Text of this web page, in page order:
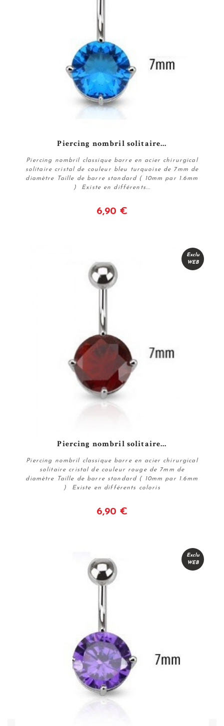
Piercing nombril solitaire...
Piercing nombril classique barre en acier chirurgical
solitaire cristal de couleur bleu turquoise de 7mm de
diamètre Taille de barre standard ( 10mm par 1.6mm
) Existe en différents...
6,90 €
Exclu
WEB
Piercing nombril solitaire...
Piercing nombril classique barre en acier chirurgical
solitaire cristal de couleur rouge de 7mm de
diamètre Taille de barre standard ( 10mm par 1.6mm
) Existe en différents coloris
6,90 €
Exclu
WEB